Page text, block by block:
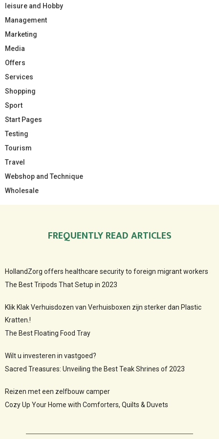
leisure and Hobby
Management
Marketing
Media
Offers
Services
Shopping
Sport
Start Pages
Testing
Tourism
Travel
Webshop and Technique
Wholesale
FREQUENTLY READ ARTICLES
HollandZorg offers healthcare security to foreign migrant workers
The Best Tripods That Setup in 2023
Klik Klak Verhuisdozen van Verhuisboxen zijn sterker dan Plastic
Kratten.!
The Best Floating Food Tray
Wilt u investeren in vastgoed?
Sacred Treasures: Unveiling the Best Teak Shrines of 2023
Reizen met een zelfbouw camper
Cozy Up Your Home with Comforters, Quilts & Duvets